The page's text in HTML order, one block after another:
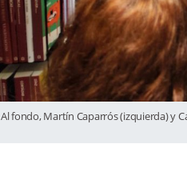
Al fondo, Martín Caparrós (izquierda) y